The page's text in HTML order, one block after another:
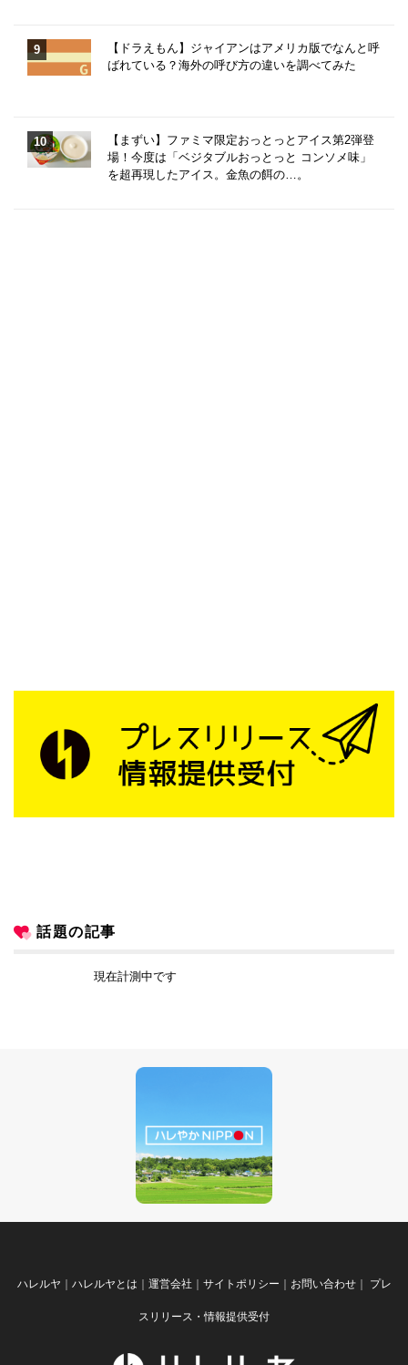
【ドラえもん】ジャイアンはアメリカ版でなんと呼
ばれている？海外の呼び方の違いを調べてみた
【まずい】ファミマ限定おっとっとアイス第2弾登
場！今度は「ベジタブルおっとっと コンソメ味」
を超再現したアイス。金魚の餌の…。
話題の記事
現在計測中です
ハレルヤ ｜ ハレルヤとは ｜ 運営会社 ｜ サイトポリシー ｜ お問い合わせ｜ プレ
スリリース・情報提供受付